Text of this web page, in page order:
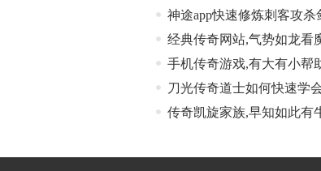
神途app快速修炼刺客攻杀
经典传奇网站,气势如龙看
手机传奇游戏,有大有小帮
刀光传奇道士如何快速学
传奇凯旋家族,早知如此有